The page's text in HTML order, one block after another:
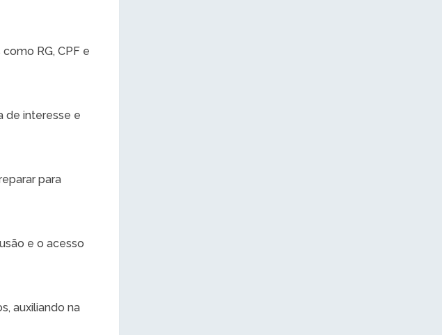
RG, CPF e
de interesse e
para
e o acesso
auxiliando na